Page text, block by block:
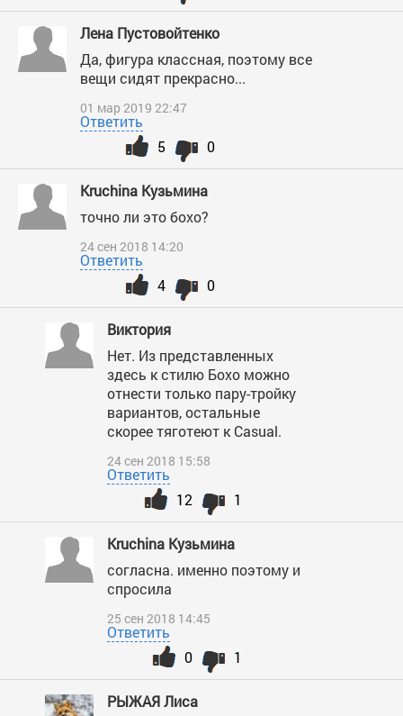
Лена Пустовойтенко
Да, фигура классная, поэтому все
вещи сидят прекрасно...
01 мар 2019 22:47
Ответить
0
5
Kruchina Кузьмина
точно ли это бохо?
24 сен 2018 14:20
Ответить
0
4
Виктория
Нет. Из представленных
здесь к стилю Бохо можно
отнести только пару-тройку
вариантов, остальные
скорее тяготеют к Casual.
24 сен 2018 15:58
Ответить
1
12
Kruchina Кузьмина
согласна. именно поэтому и
спросила
25 сен 2018 14:45
Ответить
1
0
РЫЖАЯ Лиса